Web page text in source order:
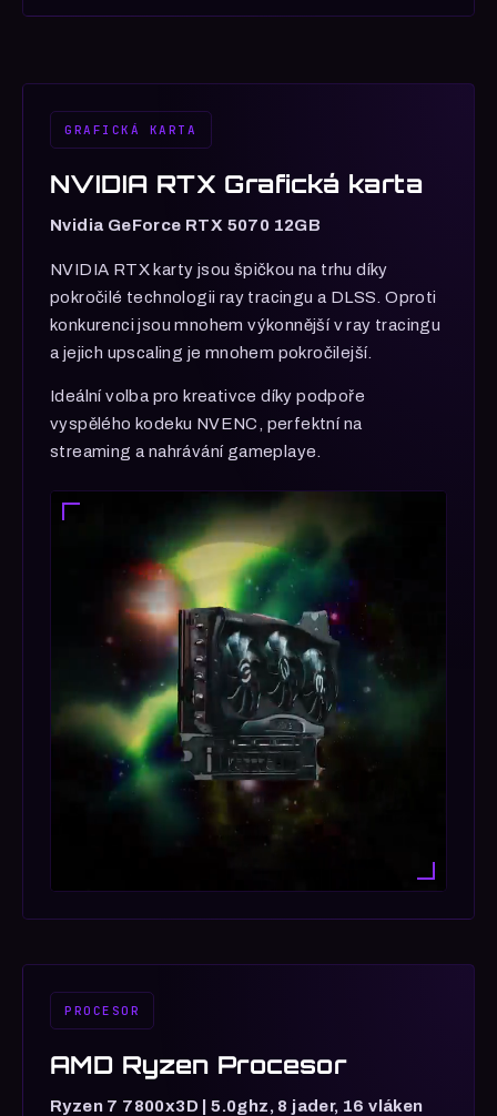
GRAFICKÁ KARTA
NVIDIA RTX Grafická karta
Nvidia GeForce RTX 5070 12GB
NVIDIA RTX karty jsou špičkou na trhu díky
pokročilé technologii ray tracingu a DLSS. Oproti
konkurenci jsou mnohem výkonnější v ray tracingu
a jejich upscaling je mnohem pokročilejší.
Ideální volba pro kreativce díky podpoře
vyspělého kodeku NVENC, perfektní na
streaming a nahrávání gameplaye.
PROCESOR
AMD Ryzen Procesor
Ryzen 7 7800x3D | 5.0ghz, 8 jader, 16 vláken